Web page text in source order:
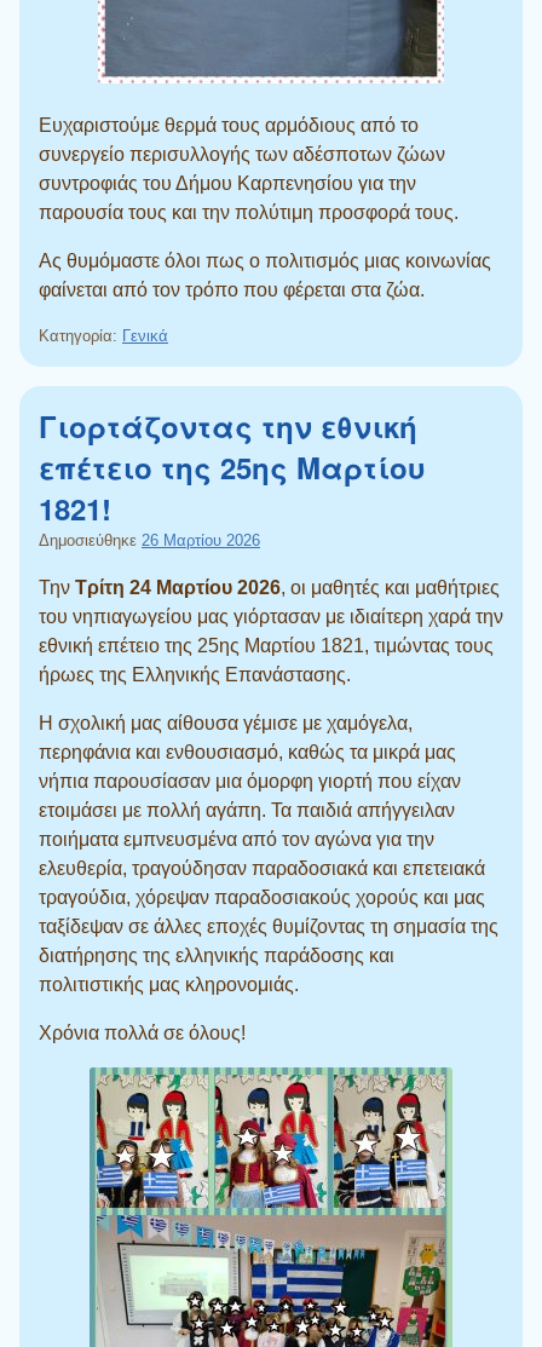
Ευχαριστούμε θερμά τους αρμόδιους από το
συνεργείο περισυλλογής των αδέσποτων ζώων
συντροφιάς του Δήμου Καρπενησίου για την
παρουσία τους και την πολύτιμη προσφορά τους.
Ας θυμόμαστε όλοι πως ο πολιτισμός μιας κοινωνίας
φαίνεται από τον τρόπο που φέρεται στα ζώα.
Κατηγορία: Γενικά
Γιορτάζοντας την εθνική
επέτειο της 25ης Μαρτίου
1821!
Δημοσιεύθηκε 26 Μαρτίου 2026
Την Τρίτη 24 Μαρτίου 2026, οι μαθητές και μαθήτριες
του νηπιαγωγείου μας γιόρτασαν με ιδιαίτερη χαρά την
εθνική επέτειο της 25ης Μαρτίου 1821, τιμώντας τους
ήρωες της Ελληνικής Επανάστασης.
Η σχολική μας αίθουσα γέμισε με χαμόγελα,
περηφάνια και ενθουσιασμό, καθώς τα μικρά μας
νήπια παρουσίασαν μια όμορφη γιορτή που είχαν
ετοιμάσει με πολλή αγάπη. Τα παιδιά απήγγειλαν
ποιήματα εμπνευσμένα από τον αγώνα για την
ελευθερία, τραγούδησαν παραδοσιακά και επετειακά
τραγούδια, χόρεψαν παραδοσιακούς χορούς και μας
ταξίδεψαν σε άλλες εποχές θυμίζοντας τη σημασία της
διατήρησης της ελληνικής παράδοσης και
πολιτιστικής μας κληρονομιάς.
Χρόνια πολλά σε όλους!